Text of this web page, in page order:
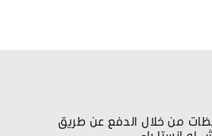
من خلال الدفع عن طريق